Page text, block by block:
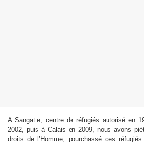
A Sangatte, centre de réfugiés autorisé en
2002, puis à Calais en 2009, nous avons
droits de l’Homme, pourchassé des